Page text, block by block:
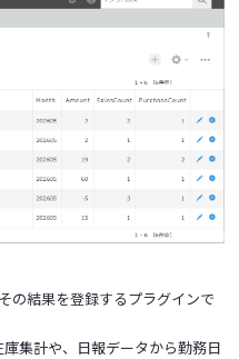
の結果を登録するプラグインで
集計や、日報データから勤務日